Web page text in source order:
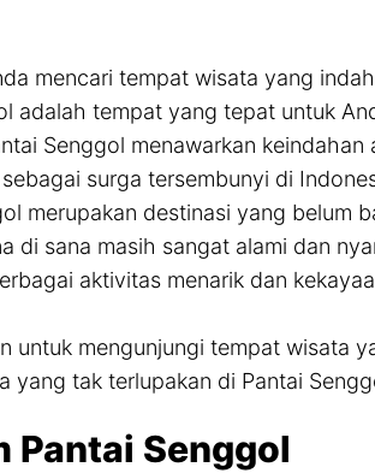
mencari tempat wisata yang
adalah tempat yang tepat untuk
Senggol menawarkan keindahan
surga tersembunyi di
merupakan destinasi yang belum
di sana masih sangat alami dan
aktivitas menarik dan
untuk mengunjungi tempat wisata
yang tak terlupakan di Pantai
Pantai Senggol